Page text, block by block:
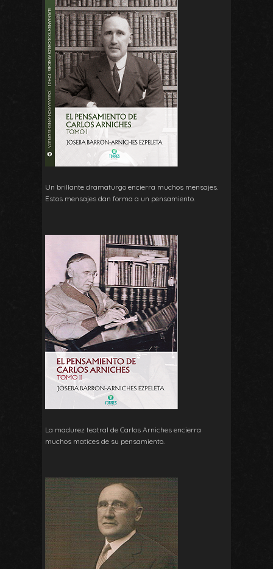
Un brillante dramaturgo encierra muchos mensajes.
Estos mensajes dan forma a un pensamiento.
La madurez teatral de Carlos Arniches encierra
muchos matices de su pensamiento.